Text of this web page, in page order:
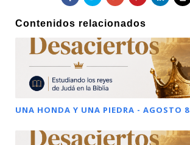
Contenidos relacionados
UNA HONDA Y UNA PIEDRA - AGOSTO 8